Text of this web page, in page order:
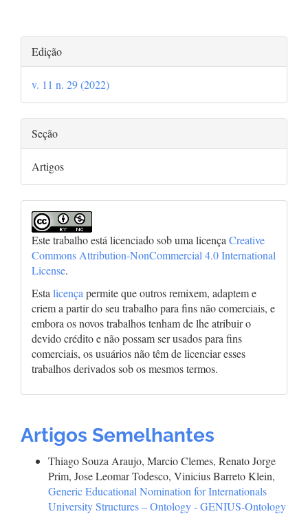
Detalhes
do
artigo
Edição
v. 11 n. 29 (2022)
Seção
Artigos
Este trabalho está licenciado sob uma licençaCreative
Commons Attribution-NonCommercial 4.0 International
License.
Estalicençapermite que outros remixem, adaptem e
criem a partir do seu trabalho para fins não comerciais, e
embora os novos trabalhos tenham de lhe atribuir o
devido crédito e não possam ser usados para fins
comerciais, os usuários não têm de licenciar esses
trabalhos derivados sob os mesmos termos.
Artigos Semelhantes
Thiago Souza Araujo, Marcio Clemes, Renato Jorge
Prim, Jose Leomar Todesco, Vinicius Barreto Klein,
Generic Educational Nomination for Internationals
University Structures – Ontology - GENIUS-Ontology